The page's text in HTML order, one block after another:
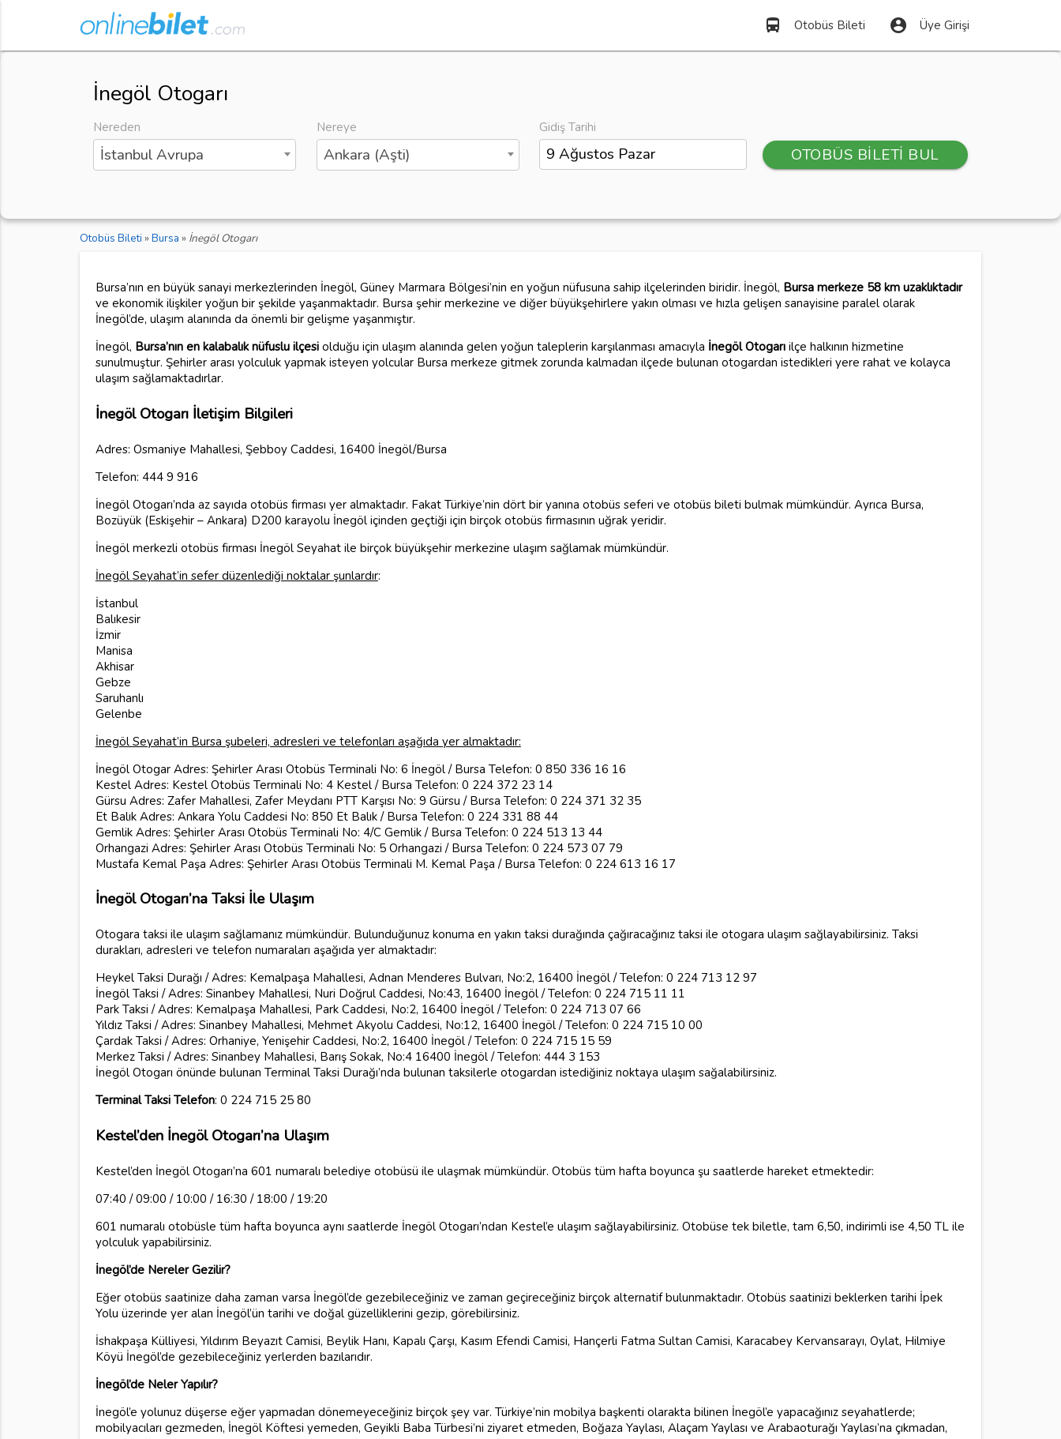
directions_bus Otobüs Bileti account_circle Üye Girişi
İnegöl Otogarı
Nereden
İstanbul Avrupa
Nereye
Ankara (Aşti)
Gidiş Tarihi
OTOBÜS BİLETİ BUL
Otobüs Bileti » Bursa » İnegöl Otogarı
Bursa’nın en büyük sanayi merkezlerinden İnegöl, Güney Marmara Bölgesi’nin en yoğun nüfusuna sahip ilçelerinden biridir. İnegöl, Bursa merkeze 58 km uzaklıktadır
ve ekonomik ilişkiler yoğun bir şekilde yaşanmaktadır. Bursa şehir merkezine ve diğer büyükşehirlere yakın olması ve hızla gelişen sanayisine paralel olarak
İnegöl’de, ulaşım alanında da önemli bir gelişme yaşanmıştır.
İnegöl, Bursa’nın en kalabalık nüfuslu ilçesiolduğu için ulaşım alanında gelen yoğun taleplerin karşılanması amacıyla İnegöl Otogarıilçe halkının hizmetine
sunulmuştur. Şehirler arası yolculuk yapmak isteyen yolcular Bursa merkeze gitmek zorunda kalmadan ilçede bulunan otogardan istedikleri yere rahat ve kolayca
ulaşım sağlamaktadırlar.
İnegöl Otogarı İletişim Bilgileri
Adres: Osmaniye Mahallesi, Şebboy Caddesi, 16400 İnegöl/Bursa
Telefon: 444 9 916
İnegöl Otogarı’nda az sayıda otobüs firması yer almaktadır. Fakat Türkiye’nin dört bir yanına otobüs seferi ve otobüs bileti bulmak mümkündür. Ayrıca Bursa,
Bozüyük (Eskişehir – Ankara) D200 karayolu İnegöl içinden geçtiği için birçok otobüs firmasının uğrak yeridir.
İnegöl merkezli otobüs firması İnegöl Seyahat ile birçok büyükşehir merkezine ulaşım sağlamak mümkündür.
İnegöl Seyahat’in sefer düzenlediği noktalar şunlardır:
İstanbul
Balıkesir
İzmir
Manisa
Akhisar
Gebze
Saruhanlı
Gelenbe
İnegöl Seyahat’in Bursa şubeleri, adresleri ve telefonları aşağıda yer almaktadır:
İnegöl Otogar Adres: Şehirler Arası Otobüs Terminali No: 6 İnegöl / Bursa Telefon: 0 850 336 16 16
Kestel Adres: Kestel Otobüs Terminali No: 4 Kestel / Bursa Telefon: 0 224 372 23 14
Gürsu Adres: Zafer Mahallesi, Zafer Meydanı PTT Karşısı No: 9 Gürsu / Bursa Telefon: 0 224 371 32 35
Et Balık Adres: Ankara Yolu Caddesi No: 850 Et Balık / Bursa Telefon: 0 224 331 88 44
Gemlik Adres: Şehirler Arası Otobüs Terminali No: 4/C Gemlik / Bursa Telefon: 0 224 513 13 44
Orhangazi Adres: Şehirler Arası Otobüs Terminali No: 5 Orhangazi / Bursa Telefon: 0 224 573 07 79
Mustafa Kemal Paşa Adres: Şehirler Arası Otobüs Terminali M. Kemal Paşa / Bursa Telefon: 0 224 613 16 17
İnegöl Otogarı’na Taksi İle Ulaşım
Otogara taksi ile ulaşım sağlamanız mümkündür. Bulunduğunuz konuma en yakın taksi durağında çağıracağınız taksi ile otogara ulaşım sağlayabilirsiniz. Taksi
durakları, adresleri ve telefon numaraları aşağıda yer almaktadır:
Heykel Taksi Durağı / Adres: Kemalpaşa Mahallesi, Adnan Menderes Bulvarı, No:2, 16400 İnegöl / Telefon: 0 224 713 12 97
İnegöl Taksi / Adres: Sinanbey Mahallesi, Nuri Doğrul Caddesi, No:43, 16400 İnegöl / Telefon: 0 224 715 11 11
Park Taksi / Adres: Kemalpaşa Mahallesi, Park Caddesi, No:2, 16400 İnegöl / Telefon: 0 224 713 07 66
Yıldız Taksi / Adres: Sinanbey Mahallesi, Mehmet Akyolu Caddesi, No:12, 16400 İnegöl / Telefon: 0 224 715 10 00
Çardak Taksi / Adres: Orhaniye, Yenişehir Caddesi, No:2, 16400 İnegöl / Telefon: 0 224 715 15 59
Merkez Taksi / Adres: Sinanbey Mahallesi, Barış Sokak, No:4 16400 İnegöl / Telefon: 444 3 153
İnegöl Otogarı önünde bulunan Terminal Taksi Durağı’nda bulunan taksilerle otogardan istediğiniz noktaya ulaşım sağalabilirsiniz.
Terminal Taksi Telefon: 0 224 715 25 80
Kestel’den İnegöl Otogarı’na Ulaşım
Kestel’den İnegöl Otogarı’na 601 numaralı belediye otobüsü ile ulaşmak mümkündür. Otobüs tüm hafta boyunca şu saatlerde hareket etmektedir:
07:40 / 09:00 / 10:00 / 16:30 / 18:00 / 19:20
601 numaralı otobüsle tüm hafta boyunca aynı saatlerde İnegöl Otogarı’ndan Kestel’e ulaşım sağlayabilirsiniz. Otobüse tek biletle, tam 6,50, indirimli ise 4,50 TL ile
yolculuk yapabilirsiniz.
İnegöl’de Nereler Gezilir?
Eğer otobüs saatinize daha zaman varsa İnegöl’de gezebileceğiniz ve zaman geçireceğiniz birçok alternatif bulunmaktadır. Otobüs saatinizi beklerken tarihi İpek
Yolu üzerinde yer alan İnegöl’ün tarihi ve doğal güzelliklerini gezip, görebilirsiniz.
İshakpaşa Külliyesi, Yıldırım Beyazıt Camisi, Beylik Hanı, Kapalı Çarşı, Kasım Efendi Camisi, Hançerli Fatma Sultan Camisi, Karacabey Kervansarayı, Oylat, Hilmiye
Köyü İnegöl’de gezebileceğiniz yerlerden bazılarıdır.
İnegöl’de Neler Yapılır?
İnegöl’e yolunuz düşerse eğer yapmadan dönemeyeceğiniz birçok şey var. Türkiye’nin mobilya başkenti olarakta bilinen İnegöl’e yapacağınız seyahatlerde;
mobilyacıları gezmeden, İnegöl Köftesi yemeden, Geyikli Baba Türbesi’ni ziyaret etmeden, Boğaza Yaylası, Alaçam Yaylası ve Arabaoturağı Yaylası’na çıkmadan,